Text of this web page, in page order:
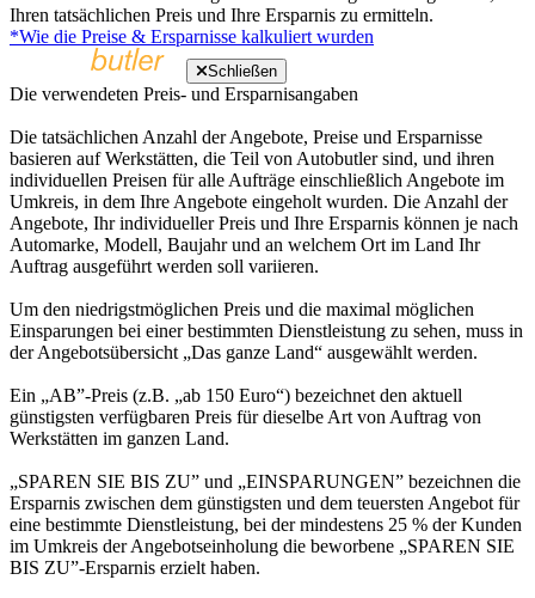
Ihren tatsächlichen Preis und Ihre Ersparnis zu ermitteln.
*Wie die Preise & Ersparnisse kalkuliert wurden
Schließen
Die verwendeten Preis- und Ersparnisangaben
Die tatsächlichen Anzahl der Angebote, Preise und Ersparnisse
basieren auf Werkstätten, die Teil von Autobutler sind, und ihren
individuellen Preisen für alle Aufträge einschließlich Angebote im
Umkreis, in dem Ihre Angebote eingeholt wurden. Die Anzahl der
Angebote, Ihr individueller Preis und Ihre Ersparnis können je nach
Automarke, Modell, Baujahr und an welchem Ort im Land Ihr
Auftrag ausgeführt werden soll variieren.
Um den niedrigstmöglichen Preis und die maximal möglichen
Einsparungen bei einer bestimmten Dienstleistung zu sehen, muss in
der Angebotsübersicht „Das ganze Land“ ausgewählt werden.
Ein „AB”-Preis (z.B. „ab 150 Euro“) bezeichnet den aktuell
günstigsten verfügbaren Preis für dieselbe Art von Auftrag von
Werkstätten im ganzen Land.
„SPAREN SIE BIS ZU” und „EINSPARUNGEN” bezeichnen die
Ersparnis zwischen dem günstigsten und dem teuersten Angebot für
eine bestimmte Dienstleistung, bei der mindestens 25 % der Kunden
im Umkreis der Angebotseinholung die beworbene „SPAREN SIE
BIS ZU”-Ersparnis erzielt haben.